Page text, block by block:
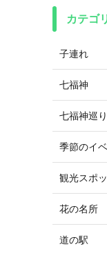
カテゴ
子連れ
七福神
七福神巡り
季節のイ
観光スポ
花の名所
道の駅